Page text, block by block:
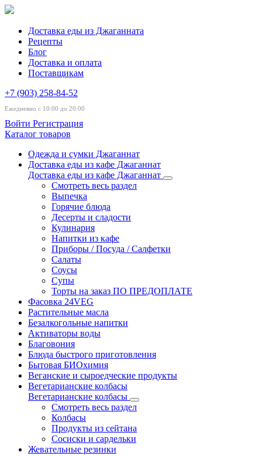
Доставка еды из Джаганната
Рецепты
Блог
Доставка и оплата
Поставщикам
+7 (903) 258-84-52
Ежедневно с 10:00 до 20:00
Войти Регистрация
Каталог товаров
Одежда и сумки Джаганнат
Доставка еды из кафе Джаганнат
Доставка еды из кафе Джаганнат
Смотреть весь раздел
Выпечка
Горячие блюда
Десерты и сладости
Кулинария
Напитки из кафе
Приборы / Посуда / Салфетки
Салаты
Соусы
Супы
Торты на заказ ПО ПРЕДОПЛАТЕ
Фасовка 24VEG
Растительные масла
Безалкогольные напитки
Активаторы воды
Благовония
Блюда быстрого приготовления
Бытовая БИОхимия
Веганские и сыроедческие продукты
Вегетарианские колбасы
Вегетарианские колбасы
Смотреть весь раздел
Колбасы
Продукты из сейтана
Сосиски и сардельки
Жевательные резинки